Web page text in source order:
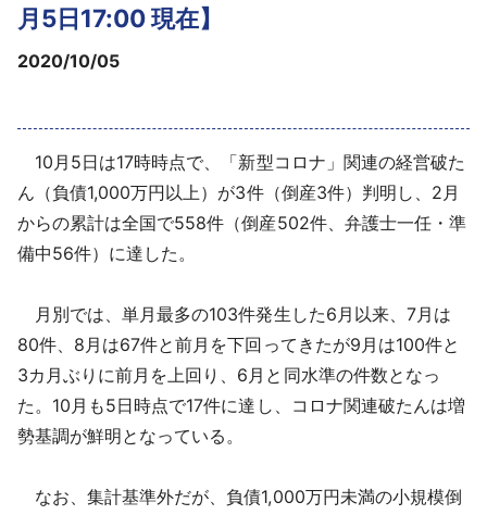
会社案内
導入事例
採用情報
月5日17:00 現在】
2020/10/05
10月5日は17時時点で、「新型コロナ」関連の経営破た
ん（負債1,000万円以上）が3件（倒産3件）判明し、2月
からの累計は全国で558件（倒産502件、弁護士一任・準
備中56件）に達した。
月別では、単月最多の103件発生した6月以来、7月は
80件、8月は67件と前月を下回ってきたが9月は100件と
3カ月ぶりに前月を上回り、6月と同水準の件数となっ
た。10月も5日時点で17件に達し、コロナ関連破たんは増
勢基調が鮮明となっている。
なお、集計基準外だが、負債1,000万円未満の小規模倒